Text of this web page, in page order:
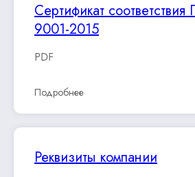
Сертификат
9001-2015
PDF
Подробнее
Реквизиты компании